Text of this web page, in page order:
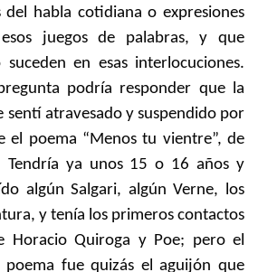
del habla cotidiana o expresiones
juegos de palabras, y que
suceden en esas interlocuciones.
podría responder que la
sentí atravesado y suspendido por
el poema “Menos tu vientre”, de
Tendría ya unos 15 o 16 años y
algún Salgari, algún Verne, los
y tenía los primeros contactos
Horacio Quiroga y Poe; pero el
poema fue quizás el aguijón que